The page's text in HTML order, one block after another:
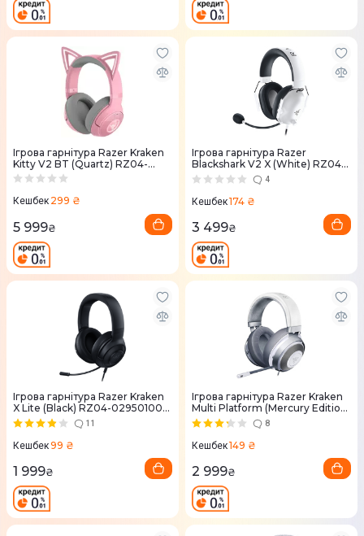
Ігрова гарнітура Razer Kraken
Kitty V2 BT (Quartz) RZ04-
04860100-R3M1
Кешбек 299 ₴
5 999₴
Ігрова гарнітура Razer
Blackshark V2 X (White) RZ04-
03240700-R3M1
4
Кешбек174 ₴
3 499₴
Ігрова гарнітура Razer Kraken
X Lite (Black) RZ04-02950100-
R381
11
Кешбек99 ₴
1 999₴
Ігрова гарнітура Razer Kraken
Multi Platform (Mercury Edition)
RZ04-02830400-R3M1
8
Кешбек149 ₴
2 999₴